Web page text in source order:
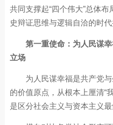
共同支撑起“四个伟大”总体
史辩证思维与逻辑自洽的时代
第一重使命：为人民谋
立场
为人民谋幸福是共产党与
的价值原点，从根本上厘清“
是区分社会主义与资本主义最